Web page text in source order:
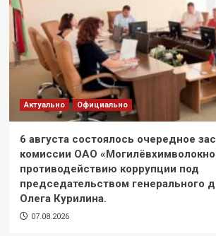
Актуально Официально
6 августа состоялось очередное
комиссии ОАО
противодействию коррупции под
председательством генерального
Олега Курилина.
07.08.2026